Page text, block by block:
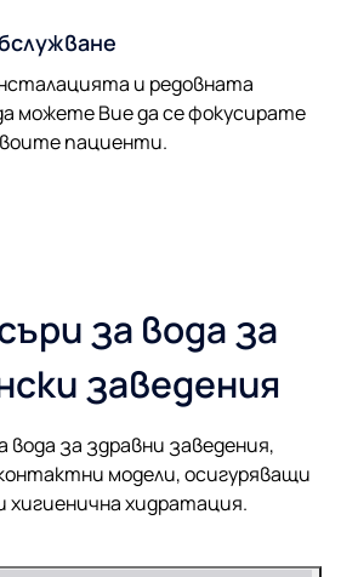
и редовната
можете Вие да се фокусирате
пациенти.
за вода за
заведения
вода за здравни заведения,
модели, осигуряващи
хигиенична хидратация.